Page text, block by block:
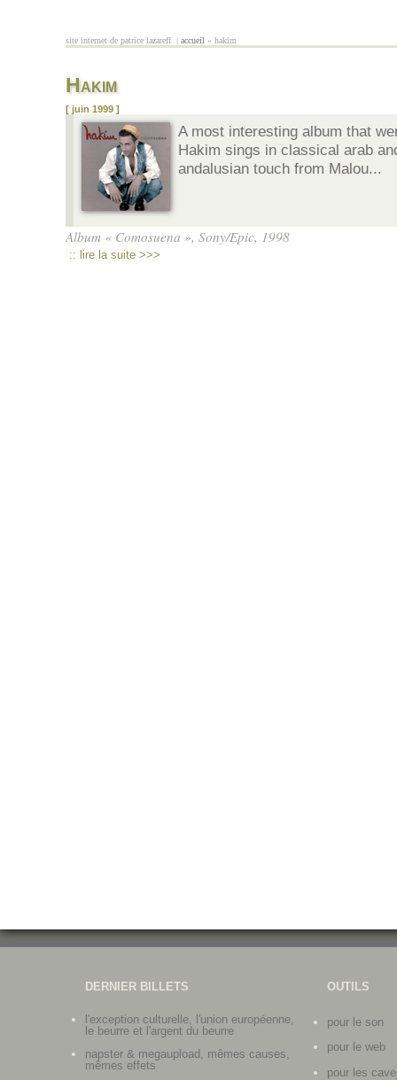
site internet de patrice lazareff |
vous êtes ici
accueil » hakim
Hakim
[ juin 1999 ]
A most interesting album that
Hakim sings in classical arab
andalusian touch from Malou...
Album « Comosuena », Sony/Epic, 1998
:: lire la suite >>>
DERNIER BILLETS
l'exception culturelle, l'union européenne,
le beurre et l'argent du beurre
napster & megaupload, mêmes causes,
mêmes effets
OUTILS
pour le son
pour le web
pour les